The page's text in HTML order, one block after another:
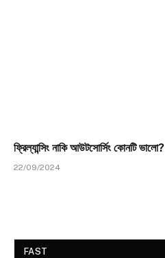
ফ্রিল্যান্সিং নাকি আউটসোর্সিং কোনটি ভালো?
22/09/2024
FAST